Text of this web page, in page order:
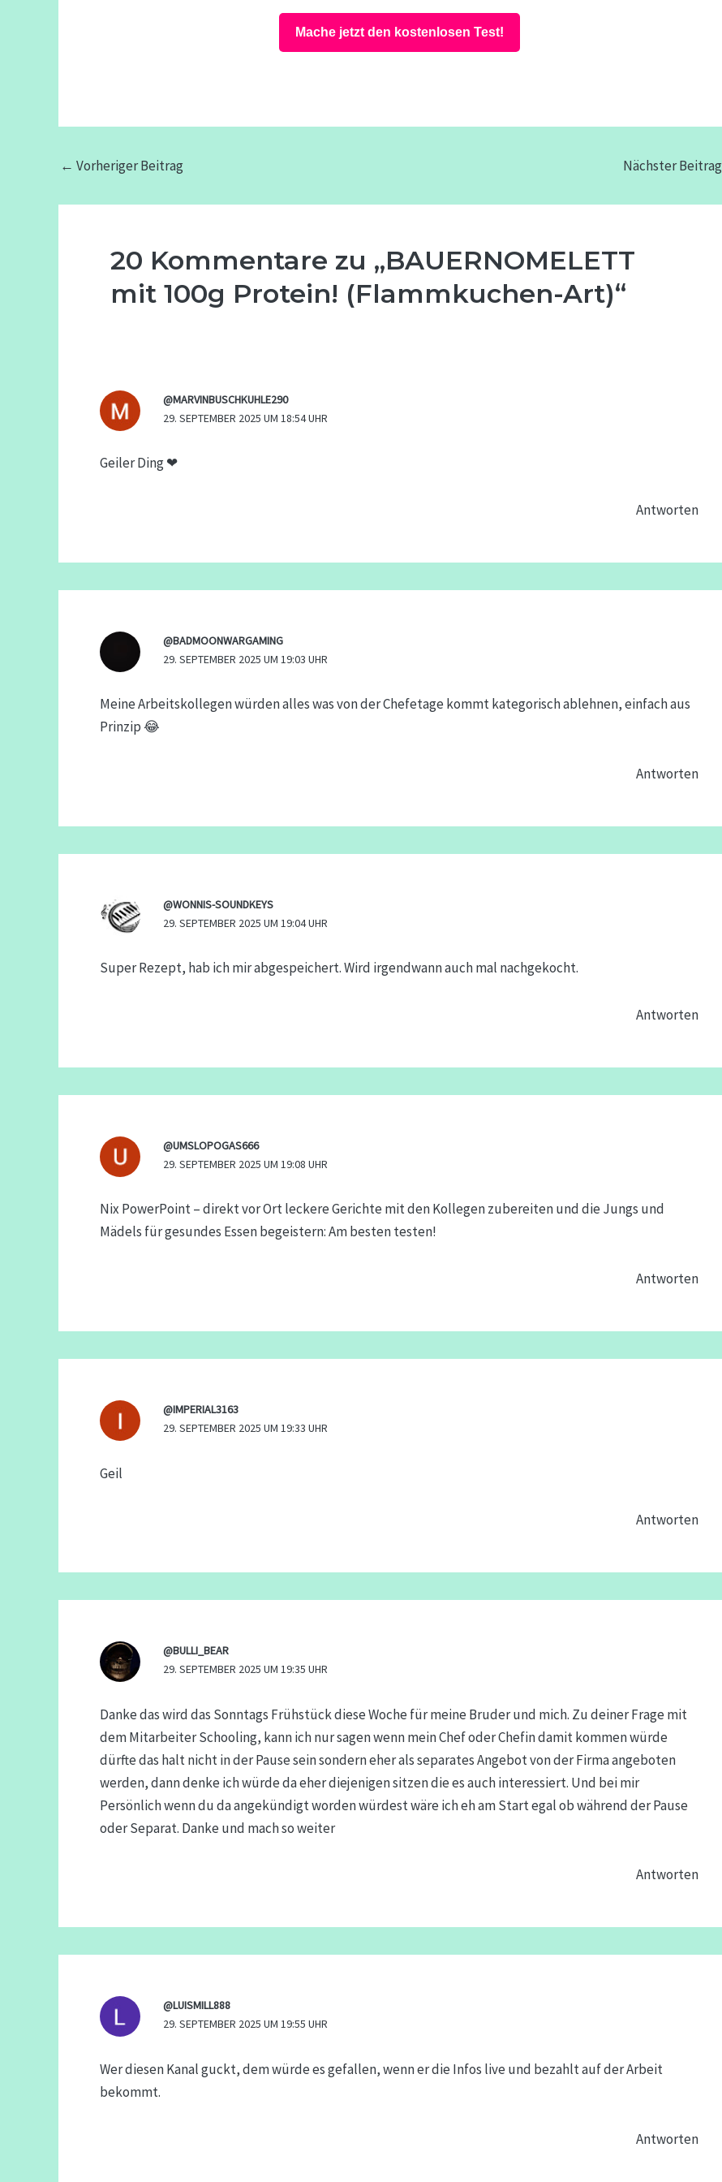
Mache jetzt den kostenlosen Test!
← Vorheriger Beitrag Nächster Beitrag
20 Kommentare zu „BAUERNOMELETT
mit 100g Protein! (Flammkuchen-Art)“
@MARVINBUSCHKUHLE290
29. SEPTEMBER 2025 UM 18:54 UHR
Geiler Ding ❤
Antworten
@BADMOONWARGAMING
29. SEPTEMBER 2025 UM 19:03 UHR
Meine Arbeitskollegen würden alles was von der Chefetage kommt kategorisch ablehnen, einfach aus
Prinzip 😂
Antworten
@WONNIS-SOUNDKEYS
29. SEPTEMBER 2025 UM 19:04 UHR
Super Rezept, hab ich mir abgespeichert. Wird irgendwann auch mal nachgekocht.
Antworten
@UMSLOPOGAS666
29. SEPTEMBER 2025 UM 19:08 UHR
Nix PowerPoint – direkt vor Ort leckere Gerichte mit den Kollegen zubereiten und die Jungs und
Mädels für gesundes Essen begeistern: Am besten testen!
Antworten
@IMPERIAL3163
29. SEPTEMBER 2025 UM 19:33 UHR
Geil
Antworten
@BULLI_BEAR
29. SEPTEMBER 2025 UM 19:35 UHR
Danke das wird das Sonntags Frühstück diese Woche für meine Bruder und mich. Zu deiner Frage mit
dem Mitarbeiter Schooling, kann ich nur sagen wenn mein Chef oder Chefin damit kommen würde
dürfte das halt nicht in der Pause sein sondern eher als separates Angebot von der Firma angeboten
werden, dann denke ich würde da eher diejenigen sitzen die es auch interessiert. Und bei mir
Persönlich wenn du da angekündigt worden würdest wäre ich eh am Start egal ob während der Pause
oder Separat. Danke und mach so weiter
Antworten
@LUISMILL888
29. SEPTEMBER 2025 UM 19:55 UHR
Wer diesen Kanal guckt, dem würde es gefallen, wenn er die Infos live und bezahlt auf der Arbeit
bekommt.
Antworten